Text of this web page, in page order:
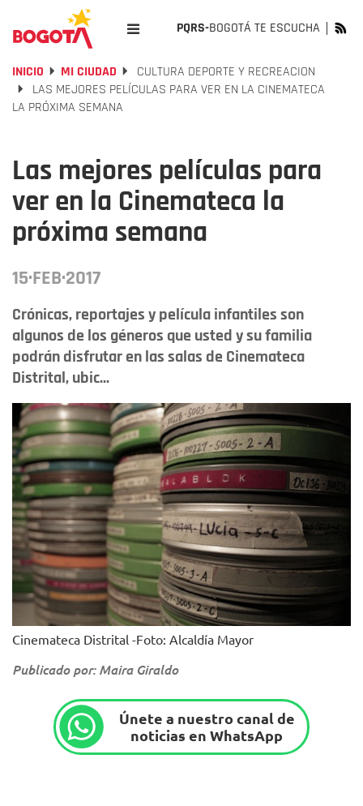
PQRS-BOGOTÁ TE ESCUCHA
INICIO MI CIUDAD
CULTURA DEPORTE Y RECREACION
LAS MEJORES PELÍCULAS PARA VER EN LA CINEMATECA
LA PRÓXIMA SEMANA
Las mejores películas para
ver en la Cinemateca la
próxima semana
15·FEB·2017
Crónicas, reportajes y película infantiles son
algunos de los géneros que usted y su familia
podrán disfrutar en las salas de Cinemateca
Distrital, ubic...
Cinemateca Distrital -Foto: Alcaldía Mayor
Publicado por: Maira Giraldo
Únete a nuestro canal de
noticias en WhatsApp